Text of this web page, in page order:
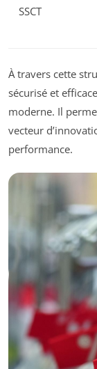
SSCT
À travers cette
sécurisé et
moderne. Il
vecteur
performance.